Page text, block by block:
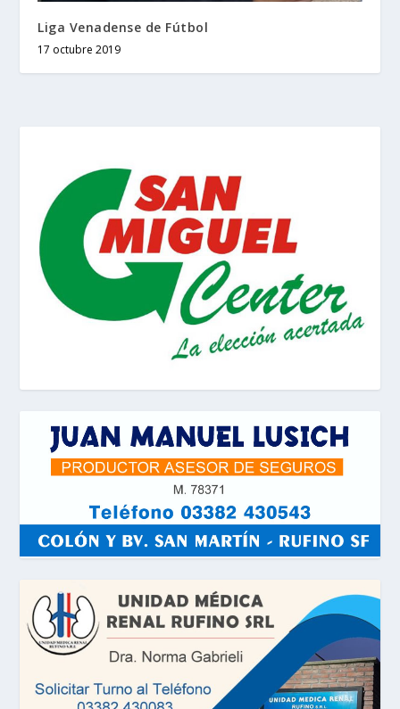
Liga Venadense de Fútbol
17 octubre 2019